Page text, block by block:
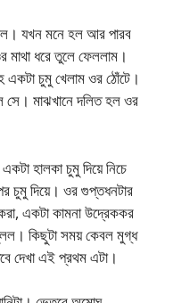
যখন মনে হল আর পারব
ধরে তুলে ফেললাম।
একটা চুমু খেলাম ওর ঠোঁটে।
সে। মাঝখানে দলিত হল ওর
হালকা চুমু দিয়ে নিচে
চুমু দিয়ে। ওর গুপ্তধনটার
একটা কামনা উদ্রেককর
কিছুটা সময় কেবল মুগ্ধ
দেখা এই প্রথম এটা।